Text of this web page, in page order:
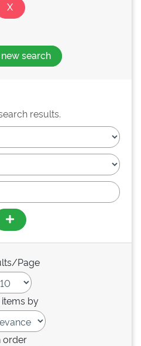
search
results.
Page
by
order